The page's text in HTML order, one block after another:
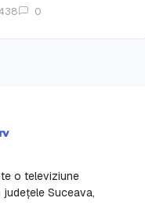
0
o televiziune
Suceava,